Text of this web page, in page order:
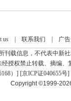
us| 联系我们
广
刊载信息，不代表中新
经授权禁止转载、摘编、
） ] [京ICP证040655号]
Copyright ©1999-